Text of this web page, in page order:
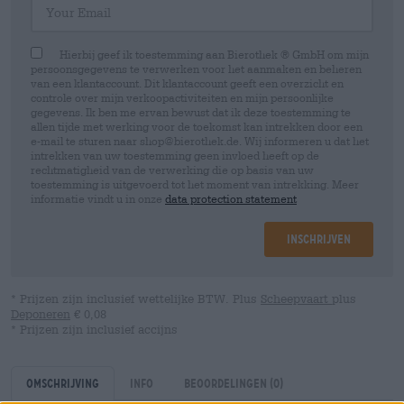
Hierbij geef ik toestemming aan Bierothek ® GmbH om mijn
persoonsgegevens te verwerken voor het aanmaken en beheren
van een klantaccount. Dit klantaccount geeft een overzicht en
controle over mijn verkoopactiviteiten en mijn persoonlijke
gegevens. Ik ben me ervan bewust dat ik deze toestemming te
allen tijde met werking voor de toekomst kan intrekken door een
e-mail te sturen naar shop@bierothek.de. Wij informeren u dat het
intrekken van uw toestemming geen invloed heeft op de
rechtmatigheid van de verwerking die op basis van uw
toestemming is uitgevoerd tot het moment van intrekking. Meer
informatie vindt u in onze data protection statement
Inschrijven
* Prijzen zijn inclusief wettelijke BTW. Plus Scheepvaart plus
Deponeren € 0,08
* Prijzen zijn inclusief accijns
Omschrijving Info Beoordelingen (0)